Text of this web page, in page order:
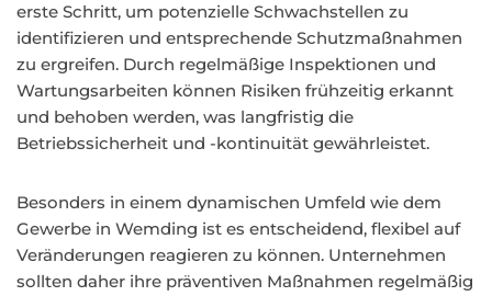
erste Schritt, um potenzielle Schwachstellen zu
identifizieren und entsprechende Schutzmaßnahmen
zu ergreifen. Durch regelmäßige Inspektionen und
Wartungsarbeiten können Risiken frühzeitig erkannt
und behoben werden, was langfristig die
Betriebssicherheit und -kontinuität gewährleistet.
Besonders in einem dynamischen Umfeld wie dem
Gewerbe in Wemding ist es entscheidend, flexibel auf
Veränderungen reagieren zu können. Unternehmen
sollten daher ihre präventiven Maßnahmen regelmäßig